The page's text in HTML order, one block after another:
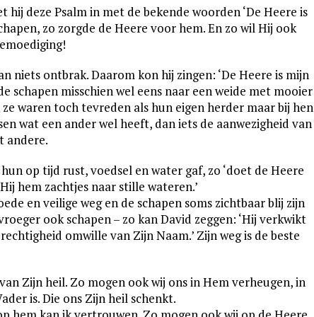
deze Psalm in met de bekende woorden ‘De Heere is
zo zorgde de Heere voor hem. En zo wil Hij ook
niets ontbrak. Daarom kon hij zingen: ‘De Heere is mijn
schapen misschien wel eens naar een weide met mooier
waren toch tevreden als hun eigen herder maar bij hen
wat een ander wel heeft, dan iets de aanwezigheid van
andere.
op tijd rust, voedsel en water gaf, zo ‘doet de Heere
hem zachtjes naar stille wateren.’
en veilige weg en de schapen soms zichtbaar blij zijn
ook schapen – zo kan David zeggen: ‘Hij verkwikt
omwille van Zijn Naam.’ Zijn weg is de beste
Zijn heil. Zo mogen ook wij ons in Hem verheugen, in
is. Die ons Zijn heil schenkt.